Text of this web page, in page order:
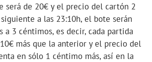
será de 20€ y el precio del cartón 2
a las 23:10h, el bote serán
a 3 céntimos, es decir, cada partida
más que la anterior y el precio del
en sólo 1 céntimo más, así en la